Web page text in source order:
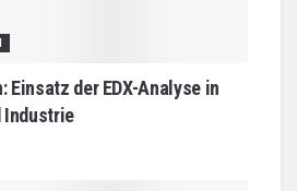
der EDX-Analyse in
Industrie